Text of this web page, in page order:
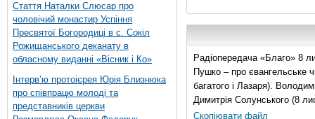
Стаття Наталки Слюсар про
чоловічий монастир Успіння
Пресвятої Богородиці в с. Сокіл
Рожищанського деканату в
обласному виданні «Вісник і Ко»
Інтерв’ю протоієрея Юрія Близнюка
про співпрацю молоді та
представників церкви
Радіопередача «Благо» 8
Пушко – про євангельське
багатого і Лазаря).
Димитрія Солунського (8
Скопіювати файл